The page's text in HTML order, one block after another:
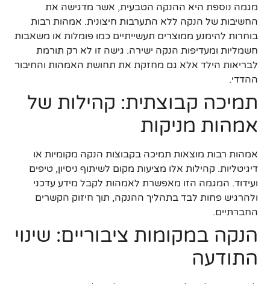
מגמה נוספת היא ההנקה הטבעית, אשר מדגישה את
החשיבות של הנקה ללא התערבות חיצונית. אמהות רבות
בוחרות להימנע ממוצרים תעשייתיים כמו פומלות או משאבות
חשמליות ומעדיפות הנקה ישירה. גישה זו לא רק תורמת
לבריאות הילד אלא גם מחזקת את תחושת האמהות והחיבור
ההדדי.
תמיכה קבוצתית: קהילות של
אמהות מניקות
אמהות רבות מוצאות תמיכה בקבוצות הנקה מקומיות או
דיגיטליות. קהילות אלו מציעות מקום לשיתוף ניסיון, טיפים
ועידוד. המגמה הזו מאפשרת לאמהות לקבל מידע עדכני
ולהרגיש פחות לבד בתהליך ההנקה, תוך חיזוק הקשרים
החברתיים.
הנקה במקומות ציבוריים: שינוי
התודעה